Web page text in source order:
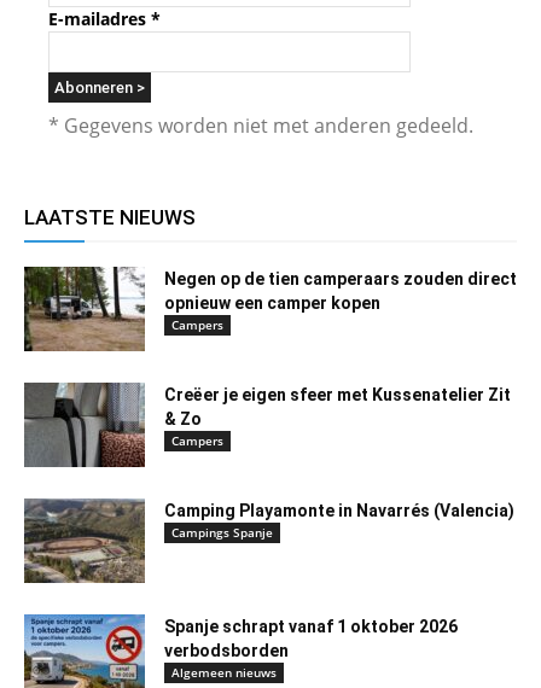
E-mailadres *
* Gegevens worden niet met anderen gedeeld.
LAATSTE NIEUWS
Negen op de tien camperaars zouden direct
opnieuw een camper kopen
Campers
Creëer je eigen sfeer met Kussenatelier Zit
& Zo
Campers
Camping Playamonte in Navarrés (Valencia)
Campings Spanje
Spanje schrapt vanaf 1 oktober 2026
verbodsborden
Algemeen nieuws